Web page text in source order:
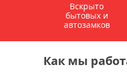
Вскрыто
бытовых и
автозамков
Как мы